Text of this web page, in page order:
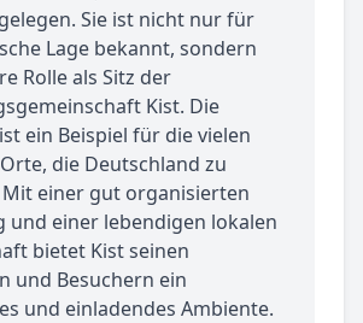
Sie ist nicht nur für
Lage bekannt, sondern
Rolle als Sitz der
Kist. Die
ein Beispiel für die vielen
die Deutschland zu
einer gut organisierten
und einer lebendigen lokalen
bietet Kist seinen
und Besuchern ein
und einladendes Ambiente.